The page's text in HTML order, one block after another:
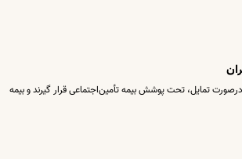
تمایل، تحت پوشش بیمه تأمین‌اجتماعی قرار گیرند و بیمه